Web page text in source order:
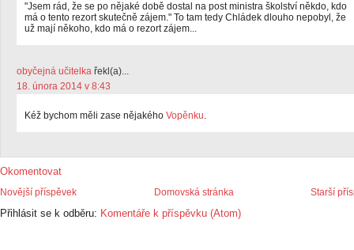
"Jsem rád, že se po nějaké době dostal na post ministra školství někdo, kdo
má o tento rezort skutečně zájem." To tam tedy Chládek dlouho nepobyl, že
už mají někoho, kdo má o rezort zájem...
obyčejná učitelka řekl(a)...
18. února 2014 v 8:43
Kéž bychom měli zase nějakého Vopěnku.
Okomentovat
Novější příspěvek Starší
Domovská stránka
Přihlásit se k odběru: Komentáře k příspěvku (Atom)